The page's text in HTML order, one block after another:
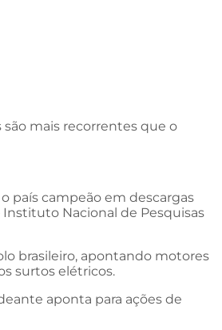
mais recorrentes que o
país campeão em descargas
Nacional de Pesquisas
brasileiro, apontando motores
surtos elétricos.
aponta para ações de